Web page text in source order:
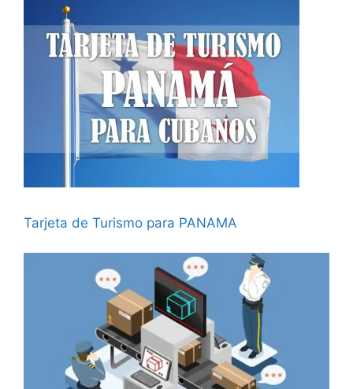
Tarjeta de Turismo para PANAMA